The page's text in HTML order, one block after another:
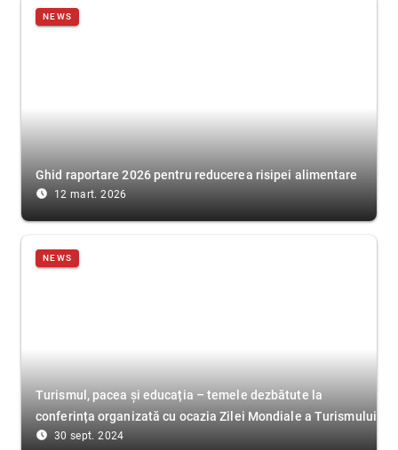
NEWS
Ghid raportare 2026 pentru reducerea risipei alimentare
access_time_filled 12 mart. 2026
NEWS
Turismul, pacea și educația – temele dezbătute la
conferința organizată cu ocazia Zilei Mondiale a Turismului
access_time_filled 30 sept. 2024